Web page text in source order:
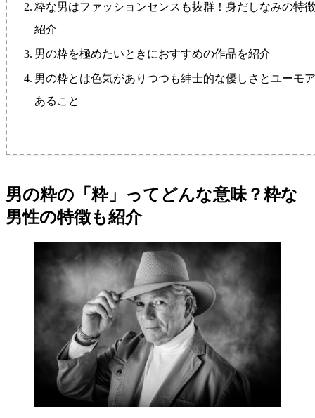
粋な男はファッションセンスも抜群！身だしなみの特
紹介
男の粋を極めたいときにおすすめの作品を紹介
男の粋とは色気がありつつも紳士的な優しさとユーモ
あること
男の粋の「粋」ってどんな意味？粋な
男性の特徴も紹介